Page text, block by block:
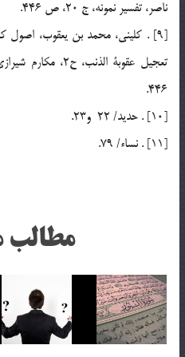
ناصر، تفسير نمونه، ج 20، ص 446.
446.
[10] . حديد/ 22 و23.
[11] . نساء/ 79.
مطالب